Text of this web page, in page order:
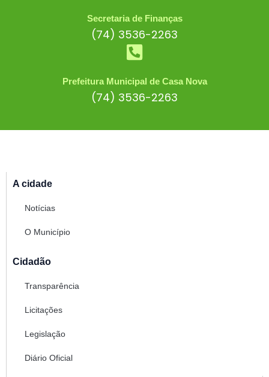
Secretaria de Finanças
(74) 3536-2263
Prefeitura Municipal de Casa Nova
(74) 3536-2263
A cidade
Notícias
O Município
Cidadão
Transparência
Licitações
Legislação
Diário Oficial